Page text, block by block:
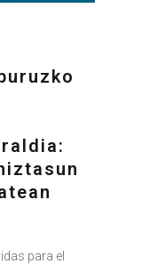
para el